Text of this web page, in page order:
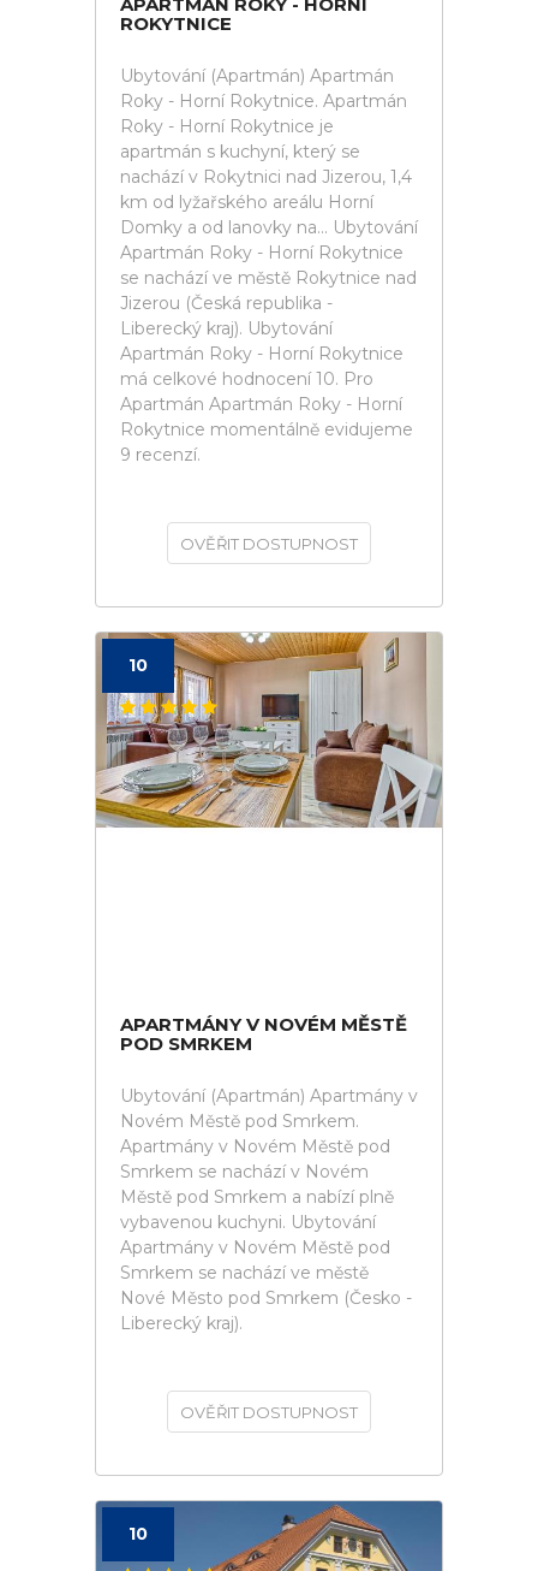
ROKYTNICE
Ubytování (Apartmán) Apartmán
Roky - Horní Rokytnice. Apartmán
Roky - Horní Rokytnice je
apartmán s kuchyní, který se
nachází v Rokytnici nad Jizerou, 1,4
km od lyžařského areálu Horní
Domky a od lanovky na... Ubytování
Apartmán Roky - Horní Rokytnice
se nachází ve městě Rokytnice nad
Jizerou (Česká republika -
Liberecký kraj). Ubytování
Apartmán Roky - Horní Rokytnice
má celkové hodnocení 10. Pro
Apartmán Apartmán Roky - Horní
Rokytnice momentálně evidujeme
9 recenzí.
OVĚŘIT DOSTUPNOST
10
APARTMÁNY V NOVÉM MĚSTĚ
POD SMRKEM
Ubytování (Apartmán) Apartmány v
Novém Městě pod Smrkem.
Apartmány v Novém Městě pod
Smrkem se nachází v Novém
Městě pod Smrkem a nabízí plně
vybavenou kuchyni. Ubytování
Apartmány v Novém Městě pod
Smrkem se nachází ve městě
Nové Město pod Smrkem (Česko -
Liberecký kraj).
OVĚŘIT DOSTUPNOST
10